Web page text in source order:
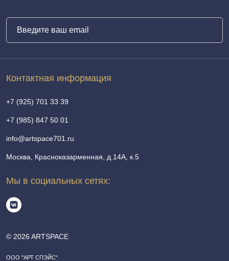
© 2026 ARTSPACE
ООО "АРТ СПЭЙС"
Контактная информация
+7 (925) 701 33 39
+7 (985) 847 50 01
info@artspace701.ru
Москва, Красноказарменная, д.14А, к.5
Мы в социальных сетях: